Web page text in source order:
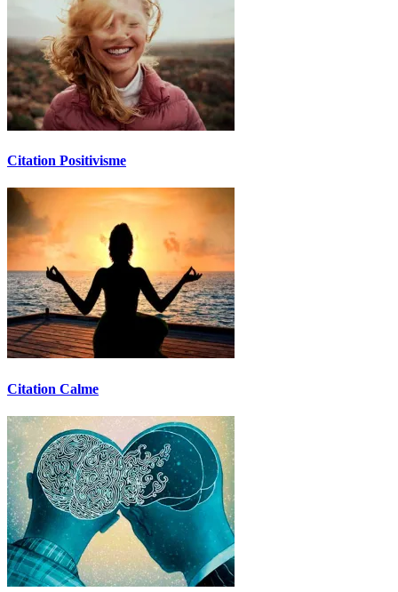
Citation Positivisme
Citation Calme